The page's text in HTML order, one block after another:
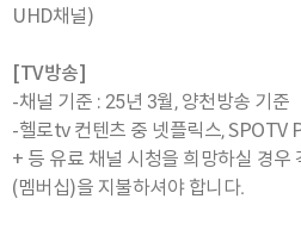
UHD채널)
[TV방송]
-채널 기준 : 25년 3월, 양천방송 기준
-헬로tv 컨텐츠 중 넷플릭스, SPOTV
+ 등 유료 채널 시청을 희망하실 경우
(멤버십)을 지불하셔야 합니다.